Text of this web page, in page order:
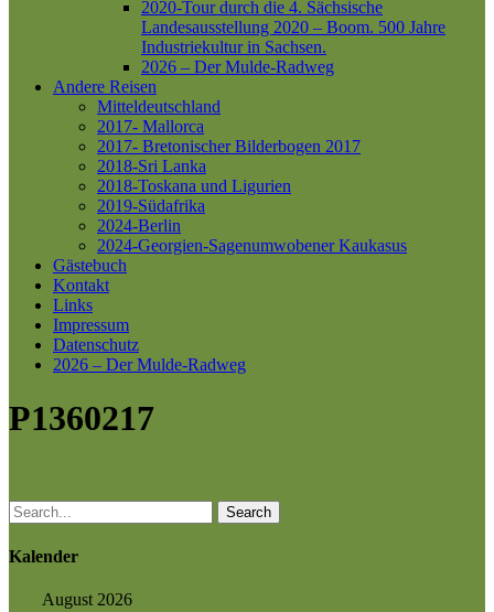
2020-Tour durch die 4. Sächsische
Landesausstellung 2020 – Boom. 500 Jahre
Industriekultur in Sachsen.
2026 – Der Mulde-Radweg
Andere Reisen
Mitteldeutschland
2017- Mallorca
2017- Bretonischer Bilderbogen 2017
2018-Sri Lanka
2018-Toskana und Ligurien
2019-Südafrika
2024-Berlin
2024-Georgien-Sagenumwobener Kaukasus
Gästebuch
Kontakt
Links
Impressum
Datenschutz
2026 – Der Mulde-Radweg
P1360217
Search
Kalender
August 2026